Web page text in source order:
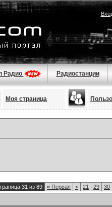
Радио Радиостанции
Моя страница
31 из 89 « Первая < 21 29 30